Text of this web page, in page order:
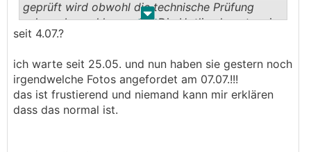
. .
geprüft wird obwohl die technische Prüfung
schon abgeschlossen ist. Die Hotline konnte mir
nur sagen, dass sie keine Unterlagen mehr
antworten sie aber wenigstens in brauchbarer
Zeit.
So frustrierend bei strahlendem Sonnenschein....
seit 4.07.?
ich warte seit 25.05. und nun haben sie gestern noch
irgendwelche Fotos angefordet am 07.07.!!!
das ist frustierend und niemand kann mir erklären
dass das normal ist.